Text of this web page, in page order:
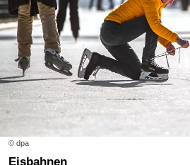
© dpa
Eisbahnen